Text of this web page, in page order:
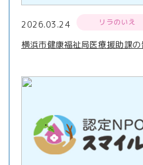
2026.03.24 リラのいえ
横浜市健康福祉局医療援助課